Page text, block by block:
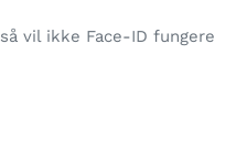
vil ikke Face-ID fungere